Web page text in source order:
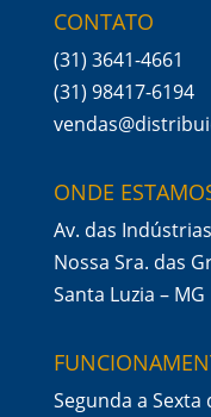
CONTATO
(31) 3641-4661
(31) 98417-6194
ONDE
Av. das
Nossa Sra. das
Santa Luzia – MG
Segunda a Sexta